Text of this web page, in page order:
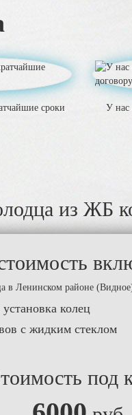
сроки
У нас
из ЖБ
в Ленинском районе
колец
с жидким стеклом
под